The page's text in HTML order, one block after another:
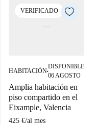
VERIFICADO
HABITACIÓN■
DISPONIBLE
06 AGOSTO
Amplia habitación en
piso compartido en el
Eixample, Valencia
425 €/al mes